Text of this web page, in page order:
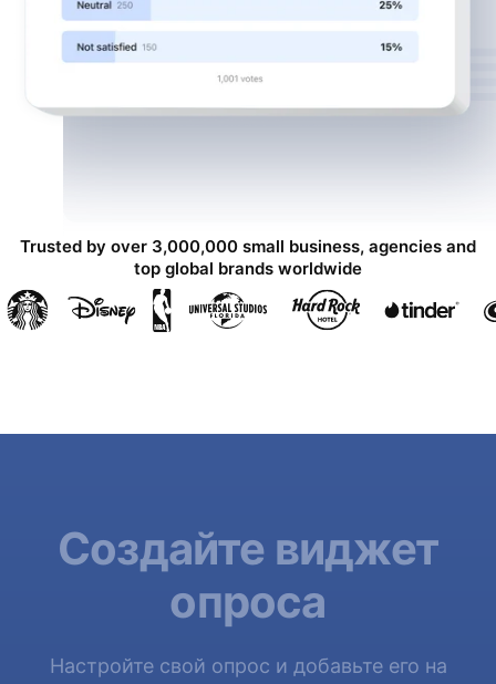
Trusted by over 3,000,000 small business, agencies and
top global brands worldwide
Создайте виджет
опроса
Настройте свой опрос и добавьте его на